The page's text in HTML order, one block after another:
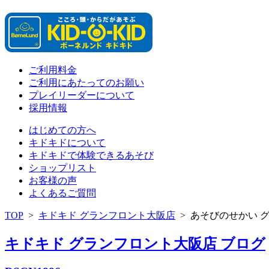
ご利用料金
ご利用にあたってのお願い
プレイリーダーについて
採用情報
はじめての方へ
キドキドについて
キドキドで体験できるあそび
ショップリスト
お客様の声
よくあるご質問
TOP > キドキド グランフロント大阪店 > あそびのせかい
キドキド グランフロント大阪店 ブログ